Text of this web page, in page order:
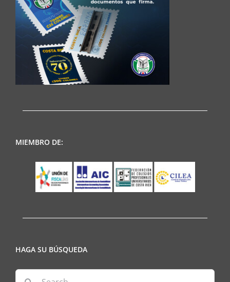
MIEMBRO DE:
HAGA SU BÚSQUEDA
Search